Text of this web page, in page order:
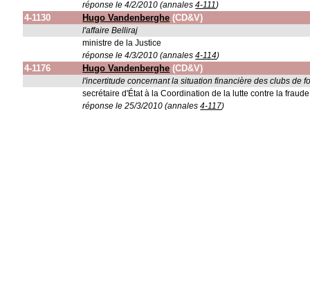
réponse le 4/2/2010 (annales4-111)
4-1130 Hugo Vandenberghe (CD&V)
l'affaire Belliraj
ministre de la Justice
réponse le 4/3/2010 (annales4-114)
4-1176 Hugo Vandenberghe (CD&V)
l'incertitude concernant la situation financière des clubs de
secrétaire d'État à la Coordination de la lutte contre la
réponse le 25/3/2010 (annales4-117)